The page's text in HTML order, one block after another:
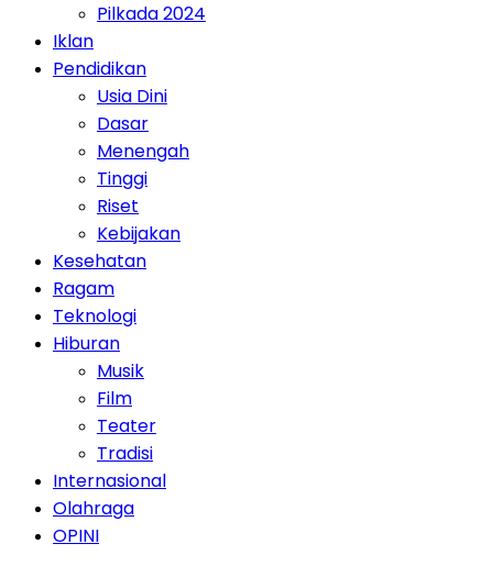
Pilkada 2024
Iklan
Pendidikan
Usia Dini
Dasar
Menengah
Tinggi
Riset
Kebijakan
Kesehatan
Ragam
Teknologi
Hiburan
Musik
Film
Teater
Tradisi
Internasional
Olahraga
OPINI